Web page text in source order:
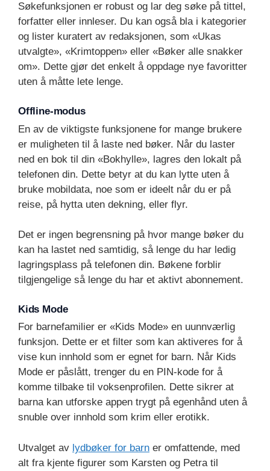
Søkefunksjonen er robust og lar deg søke på tittel,
forfatter eller innleser. Du kan også bla i kategorier
og lister kuratert av redaksjonen, som «Ukas
utvalgte», «Krimtoppen» eller «Bøker alle snakker
om». Dette gjør det enkelt å oppdage nye favoritter
uten å måtte lete lenge.
Offline-modus
En av de viktigste funksjonene for mange brukere
er muligheten til å laste ned bøker. Når du laster
ned en bok til din «Bokhylle», lagres den lokalt på
telefonen din. Dette betyr at du kan lytte uten å
bruke mobildata, noe som er ideelt når du er på
reise, på hytta uten dekning, eller flyr.
Det er ingen begrensning på hvor mange bøker du
kan ha lastet ned samtidig, så lenge du har ledig
lagringsplass på telefonen din. Bøkene forblir
tilgjengelige så lenge du har et aktivt abonnement.
Kids Mode
For barnefamilier er «Kids Mode» en uunnværlig
funksjon. Dette er et filter som kan aktiveres for å
vise kun innhold som er egnet for barn. Når Kids
Mode er påslått, trenger du en PIN-kode for å
komme tilbake til voksenprofilen. Dette sikrer at
barna kan utforske appen trygt på egenhånd uten å
snuble over innhold som krim eller erotikk.
Utvalget av lydbøker for barn er omfattende, med
alt fra kjente figurer som Karsten og Petra til